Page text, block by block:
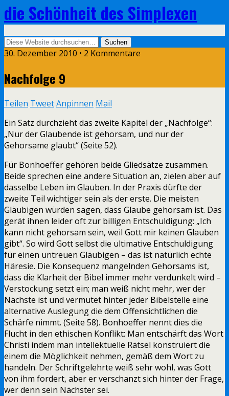
die Schönheit des Simplexen
30. Dezember 2010 • 2 Kommentare
Nachfolge 9
Teilen TweetAnpinnen Mail
Ein Satz durchzieht das zweite Kapitel der „Nachfolge“:
„Nur der Glaubende ist gehorsam, und nur der
Gehorsame glaubt“ (Seite 52).
Für Bonhoeffer gehören beide Gliedsätze zusammen.
Beide sprechen eine andere Situation an, zielen aber auf
dasselbe Leben im Glauben. In der Praxis dürfte der
zweite Teil wichtiger sein als der erste. Die meisten
Gläubigen würden sagen, dass Glaube gehorsam ist. Das
gerät ihnen leider oft zur billigen Entschuldigung: „Ich
kann nicht gehorsam sein, weil Gott mir keinen Glauben
gibt“. So wird Gott selbst die ultimative Entschuldigung
für einen untreuen Gläubigen – das ist natürlich echte
Häresie. Die Konsequenz mangelnden Gehorsams ist,
dass die Klarheit der Bibel immer mehr verdunkelt wird –
Verstockung setzt ein; man weiß nicht mehr, wer der
Nächste ist und vermutet hinter jeder Bibelstelle eine
alternative Auslegung die dem Offensichtlichen die
Schärfe nimmt. (Seite 58). Bonhoeffer nennt dies die
Flucht in den ethischen Konflikt: Man entschärft das Wort
Christi indem man intellektuelle Rätsel konstruiert die
einem die Möglichkeit nehmen, gemäß dem Wort zu
handeln. Der Schriftgelehrte weiß sehr wohl, was Gott
von ihm fordert, aber er verschanzt sich hinter der Frage,
wer denn sein Nächster sei.